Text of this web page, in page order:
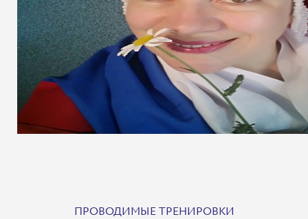
ПРОВОДИМЫЕ ТРЕНИРОВКИ